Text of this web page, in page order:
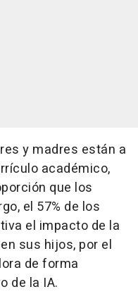
y madres están a
académico,
que los
el 57% de los
el impacto de la
sus hijos, por el
de forma
de la IA.